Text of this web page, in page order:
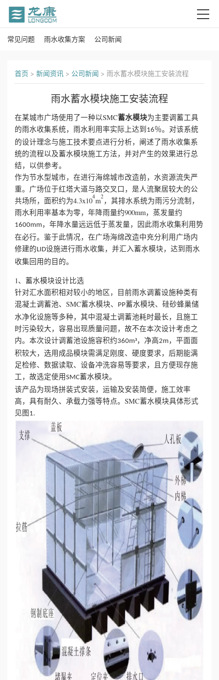
首
关
们
心
案
新
常见问题 雨水收集方案 公司新闻
首页 > 新闻资讯 > 公司新闻 > 雨水蓄水模块施工安装流程
雨水蓄水模块施工安装流程
在某城市广场使用了一种以SMC蓄水模块为主要调蓄工具
的雨水收集系统，雨水利用率实际上达到 16％。对该系统
的设计理念与施工技术要点进行分析，阐述了雨水收集系
统的流程以及蓄水模块施工方法，并对产生的效果进行总
结，以供参考。
作为节水型城市，在进行海绵城市改造前，水资源流失严
重。广场位于红塔大道与路交叉口，是人流聚居较大的公
共场所，面积约为4.3x104m2 ，其排水系统为雨污分流制，
雨水利用率基本为零，年降雨量约900mm，蒸发量约
1600mm ，年降水量远远低于蒸发量，因此雨水收集利用势
在必行。鉴于此情况，在广场海绵改造中充分利用广场内
修建的LID设施进行雨水收集，并汇入蓄水模块，达到雨水
收集回用的目的。
1、蓄水模块设计比选
针对汇水面积相对较小的地区，目前雨水调蓄设施种类有
混凝土调蓄池、SMC蓄水模块、
PP蓄水模块、硅砂蜂巢储
水净化设施等多种，其中混凝土调蓄池耗时最长，且施工
时污染较大，容易出现质量问题，故不在本次设计考虑之
内。本次设计调蓄池设施容积约360m³，净高2m ，平面面
积较大，选用成品模块需满足刚度、硬度要求，后期能满
足检修、数据读取、设备冲洗容易等要求，且方便现存施
工，故选定使用SMC蓄水模块。
该产品为现场拼装式安装，运输及安装简便，施工效率
高，具有耐久、承载力强等特点。SMC蓄水模块具体形式
见图1.